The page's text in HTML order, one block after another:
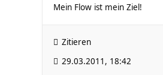
Mein Flow ist mein Ziel!
Zitieren
29.03.2011, 18:42